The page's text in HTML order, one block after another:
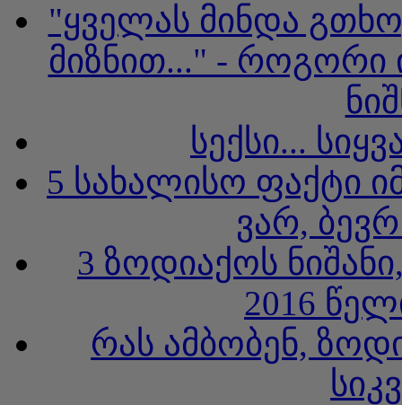
"ყველას მინდა
მიზნით..." - როგორი
სექსი...
5 სახალისო ფაქტი
ვარ,
3 ზოდიაქოს
2016
რას ამბობენ,